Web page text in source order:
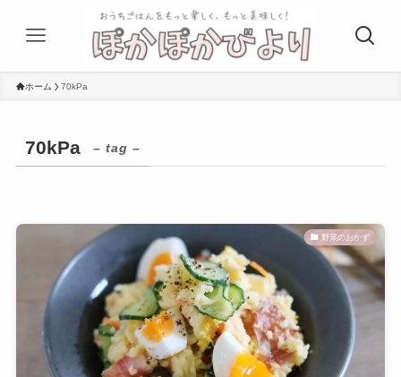
ホーム 70kPa
70kPa – tag –
野菜のおかず